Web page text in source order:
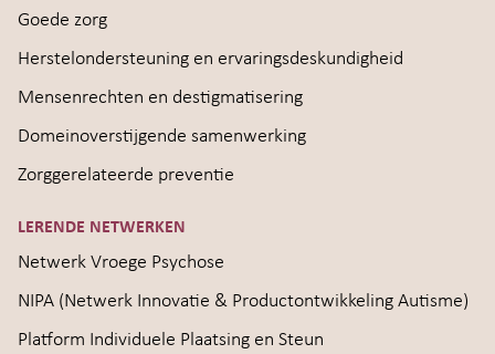
Goede zorg
Herstelondersteuning en ervaringsdeskundigheid
Mensenrechten en destigmatisering
Domeinoverstijgende samenwerking
Zorggerelateerde preventie
LERENDE NETWERKEN
Netwerk Vroege Psychose
NIPA (Netwerk Innovatie & Productontwikkeling Autisme)
Platform Individuele Plaatsing en Steun